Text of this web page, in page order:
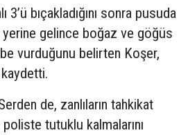
3’ü bıçakladığını sonra pusuda
gelince boğaz ve göğüs
vurduğunu belirten Koşer,
de, zanlıların tahkikat
tutuklu kalmalarını